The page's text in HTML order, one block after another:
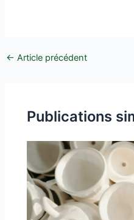
← Article précédent
Publications